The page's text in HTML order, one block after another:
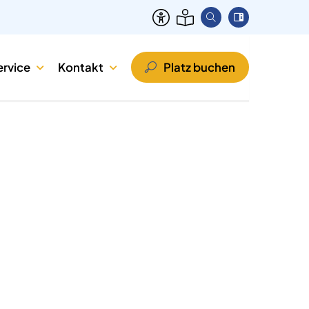
Kontakt Platz buchen